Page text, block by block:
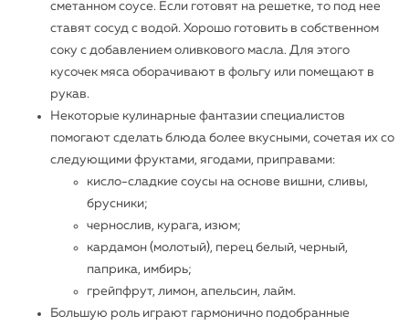
сметанном соусе. Если готовят на решетке, то под нее
ставят сосуд с водой. Хорошо готовить в собственном
соку с добавлением оливкового масла. Для этого
кусочек мяса оборачивают в фольгу или помещают в
рукав.
Некоторые кулинарные фантазии специалистов
помогают сделать блюда более вкусными, сочетая их со
следующими фруктами, ягодами, приправами:
кисло-сладкие соусы на основе вишни, сливы,
брусники;
чернослив, курага, изюм;
кардамон (молотый), перец белый, черный,
паприка, имбирь;
грейпфрут, лимон, апельсин, лайм.
Большую роль играют гармонично подобранные